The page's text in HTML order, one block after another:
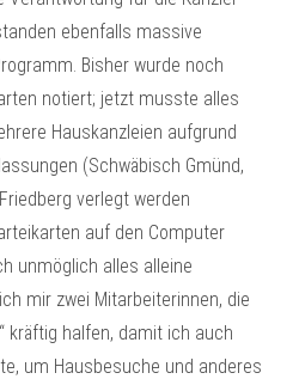
ebenfalls massive
Bisher wurde noch
notiert; jetzt musste alles
Hauskanzleien aufgrund
(Schwäbisch Gmünd,
verlegt werden
auf den Computer
unmöglich alles alleine
mir zwei Mitarbeiterinnen, die
kräftig halfen, damit ich auch
um Hausbesuche und anderes